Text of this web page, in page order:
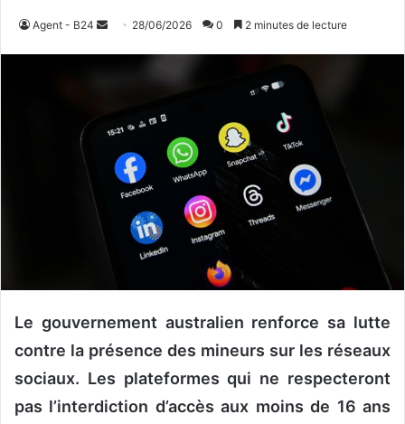
Agent - B24
e
i
e
28/06/2026 0 2 minutes de lecture
Le gouvernement australien renforce sa lutte
contre la présence des mineurs sur les réseaux
sociaux. Les plateformes qui ne respecteront
pas l’interdiction d’accès aux moins de 16 ans